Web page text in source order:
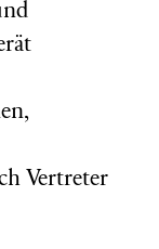
Vertreter